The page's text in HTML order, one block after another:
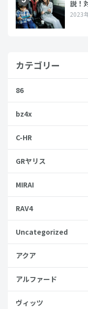
カテゴリー
86
bz4x
C-HR
GRヤリス
MIRAI
RAV4
Uncategorized
アクア
アルファード
ヴィッツ